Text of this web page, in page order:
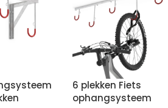
6 plekken Fiets
ophangsysteem